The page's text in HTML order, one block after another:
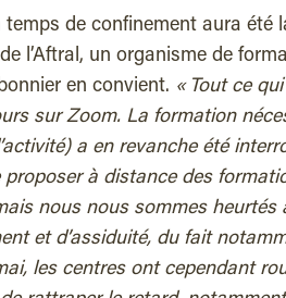
temps de confinement aura été
l’Aftral, un organisme de
en convient. « Tout ce
sur Zoom. La formation
a en revanche été
proposer à distance des
nous nous sommes heurtés
et d’assiduité, du fait
les centres ont cependant